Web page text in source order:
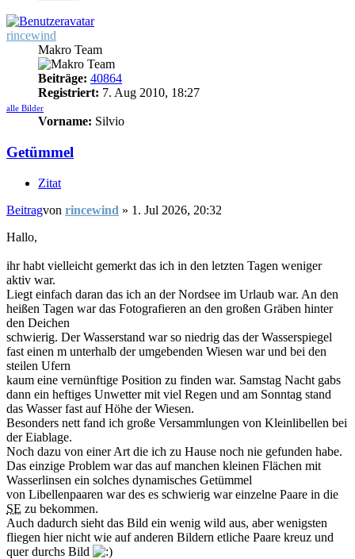
rincewind
Makro Team
Beiträge: 40864
Registriert: 7. Aug 2010, 18:27
alle Bilder
Vorname: Silvio
Getümmel
Zitat
Beitragvon rincewind » 1. Jul 2026, 20:32
Hallo,
ihr habt vielleicht gemerkt das ich in den letzten Tagen weniger
aktiv war.
Liegt einfach daran das ich an der Nordsee im Urlaub war. An den
heißen Tagen war das Fotografieren an den großen Gräben hinter
den Deichen
schwierig. Der Wasserstand war so niedrig das der Wasserspiegel
fast einen m unterhalb der umgebenden Wiesen war und bei den
steilen Ufern
kaum eine vernünftige Position zu finden war. Samstag Nacht gabs
dann ein heftiges Unwetter mit viel Regen und am Sonntag stand
das Wasser fast auf Höhe der Wiesen.
Besonders nett fand ich große Versammlungen von Kleinlibellen bei
der Eiablage.
Noch dazu von einer Art die ich zu Hause noch nie gefunden habe.
Das einzige Problem war das auf manchen kleinen Flächen mit
Wasserlinsen ein solches dynamisches Getümmel
von Libellenpaaren war des es schwierig war einzelne Paare in die
SE zu bekommen.
Auch dadurch sieht das Bild ein wenig wild aus, aber wenigsten
fliegen hier nicht wie auf anderen Bildern etliche Paare kreuz und
quer durchs Bild